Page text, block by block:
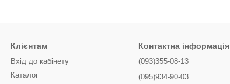
Клієнтам
Вхід до кабінету
Каталог
Контактна інформація
(093)355-08-13
(095)934-90-03